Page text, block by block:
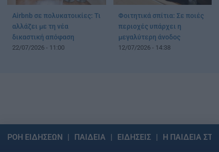
Airbnb σε πολυκατοικίες: Τι
αλλάζει με τη νέα
δικαστική απόφαση
22/07/2026 - 11:00
Φοιτητικά σπίτια: Σε ποιές
περιοχές υπάρχει η
μεγαλύτερη άνοδος
12/07/2026 - 14:38
ΡΟΗ ΕΙΔΗΣΕΩΝ ΠΑΙΔΕΙΑ ΕΙΔΗΣΕΙΣ Η ΠΑΙΔΕΙΑ